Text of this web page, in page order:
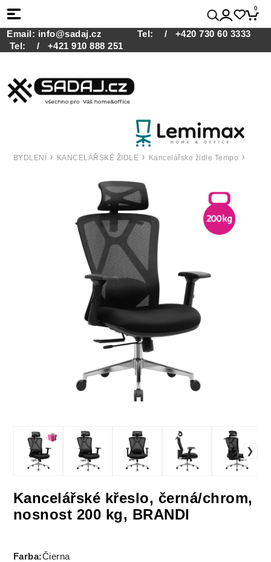
0
Email: info@sadaj.cz Tel:
/ +420 730 60 3333
Tel:
/ +421 910 888 251
BYDLENÍ KANCELÁŘSKÉ ŽIDLE Kancelářske židle Tempo
Kancelářské křeslo, černá/chrom,
nosnost 200 kg, BRANDI
Farba:Čierna